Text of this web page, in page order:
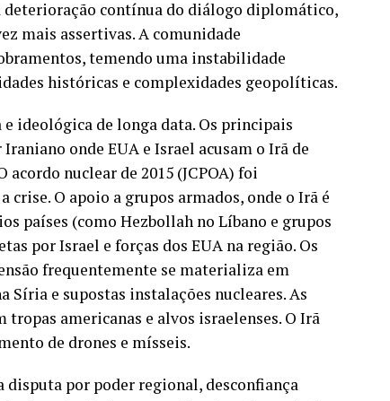
contínua do diálogo diplomático,
mais assertivas. A comunidade
temendo uma instabilidade
históricas e complexidades geopolíticas.
ideológica de longa data. Os principais
onde EUA e Israel acusam o Irã de
acordo nuclear de 2015 (JCPOA) foi
crise. O apoio a grupos armados, onde o Irã é
países (como Hezbollah no Líbano e grupos
por Israel e forças dos EUA na região. Os
frequentemente se materializa em
Síria e supostas instalações nucleares. As
americanas e alvos israelenses. O Irã
de drones e mísseis.
por poder regional, desconfiança